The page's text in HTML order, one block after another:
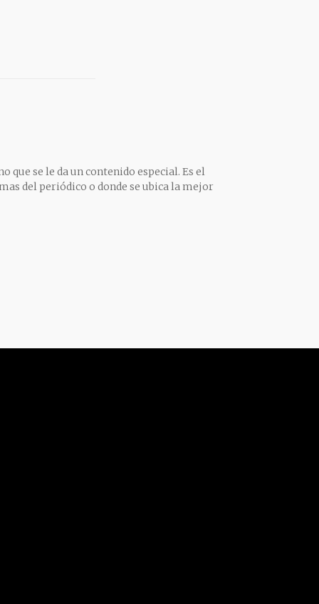
que se le da un contenido especial. Es el
del periódico o donde se ubica la mejor